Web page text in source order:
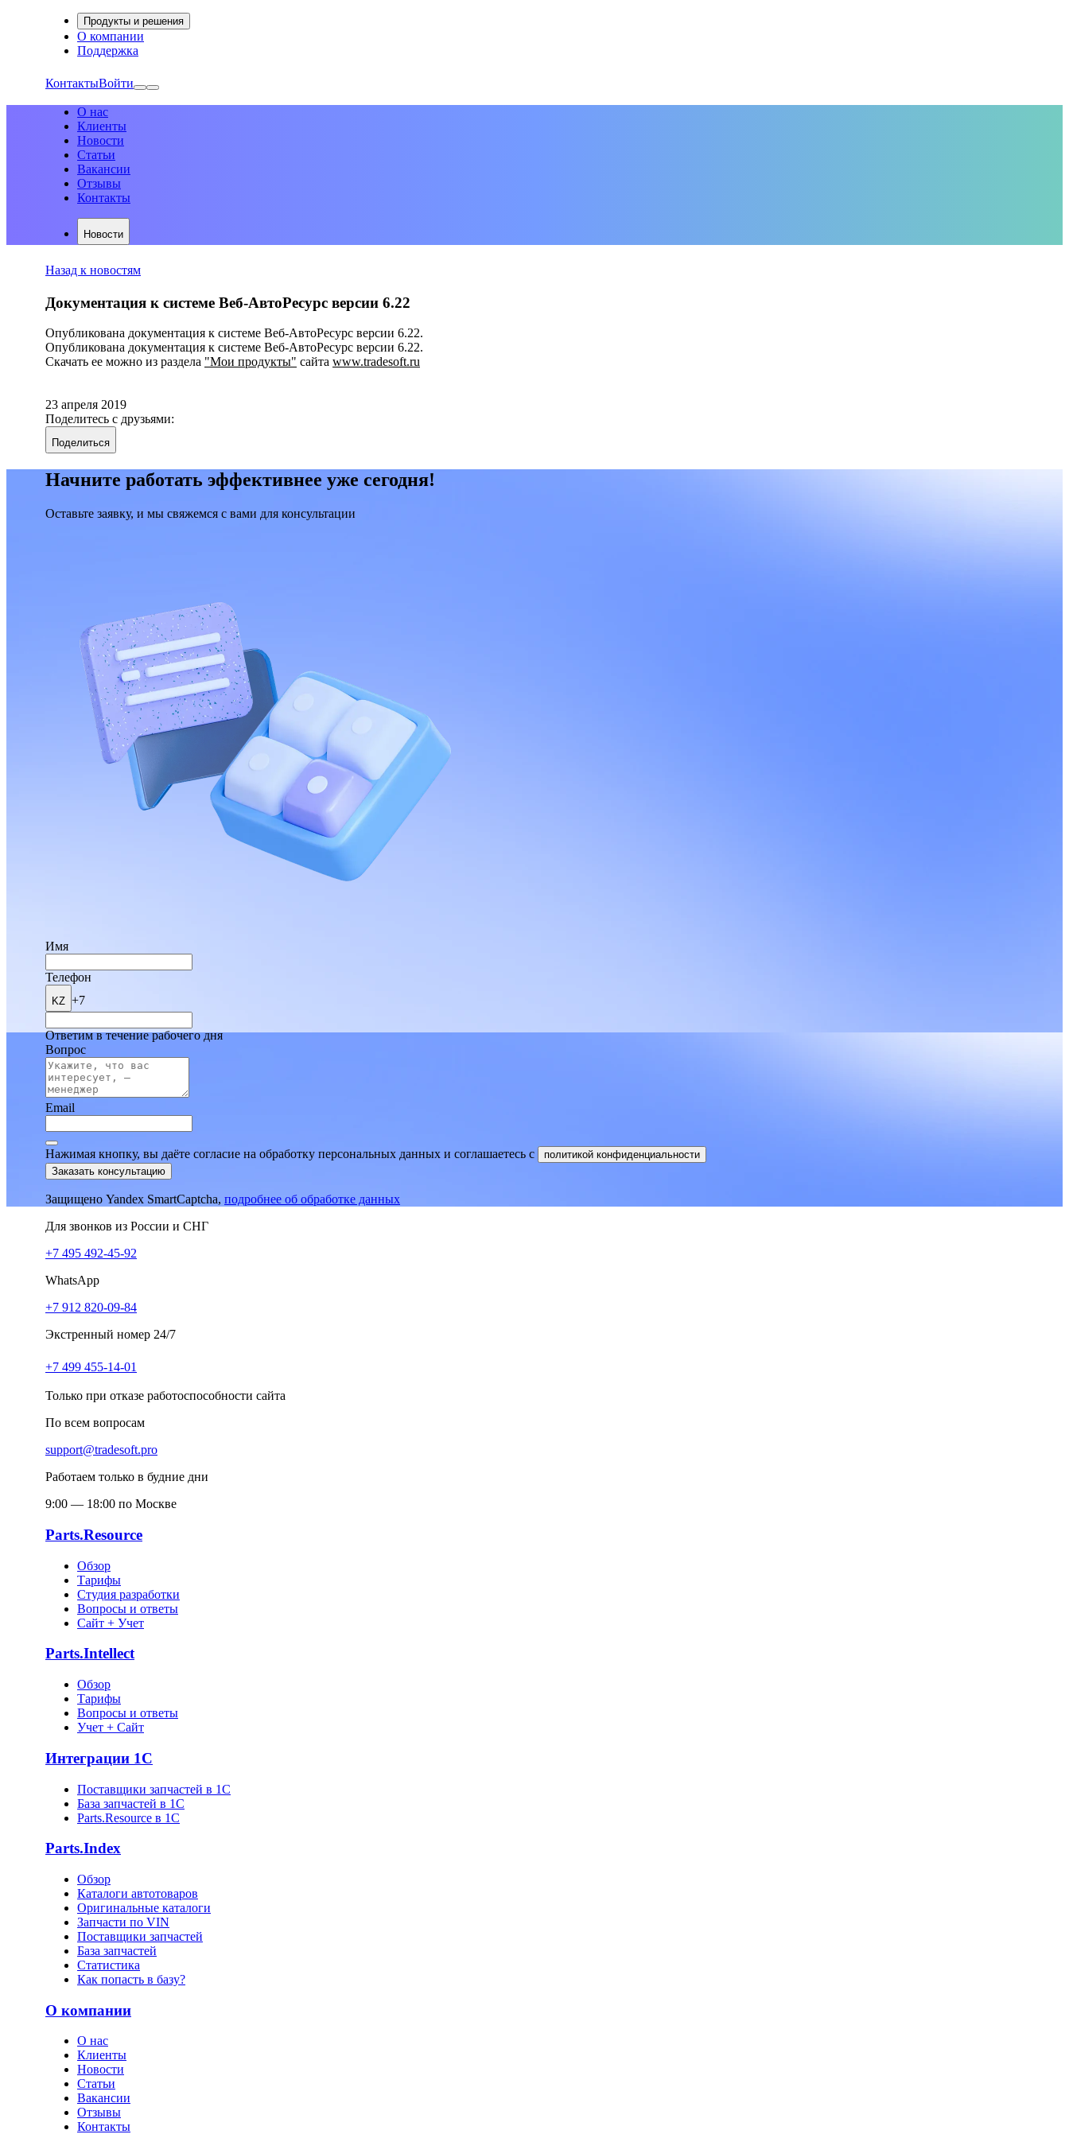
Продукты и решения
О компании
Поддержка
КонтактыВойти
О нас
Клиенты
Новости
Статьи
Вакансии
Отзывы
Контакты
Новости
Назад к новостям
Документация к системе Веб-АвтоРесурс версии 6.22
Опубликована документация к системе Веб-АвтоРесурс версии 6.22.
Опубликована документация к системе Веб-АвтоРесурс версии 6.22.
Скачать ее можно из раздела "Мои продукты" сайта www.tradesoft.ru
23 апреля 2019
Поделитесь с друзьями:
Поделиться
Начните работать эффективнее уже сегодня!
Оставьте заявку, и мы свяжемся с вами для консультации
Имя
Телефон
KZ +7
Ответим в течение рабочего дня
Вопрос
Email
Нажимая кнопку, вы даёте согласие на обработку персональных данных и соглашаетесь c
политикой конфиденциальности
Заказать консультацию
Защищено Yandex SmartCaptcha, подробнее об обработке данных
Для звонков из России и СНГ
+7 495 492-45-92
WhatsApp
+7 912 820-09-84
Экстренный номер 24/7
+7 499 455-14-01
Только при отказе работоспособности сайта
По всем вопросам
support@tradesoft.pro
Работаем только в будние дни
9:00 — 18:00 по Москве
Parts.Resource
Обзор
Тарифы
Студия разработки
Вопросы и ответы
Сайт + Учет
Parts.Intellect
Обзор
Тарифы
Вопросы и ответы
Учет + Сайт
Интеграции 1С
Поставщики запчастей в 1C
База запчастей в 1С
Parts.Resource в 1C
Parts.Index
Обзор
Каталоги автотоваров
Оригинальные каталоги
Запчасти по VIN
Поставщики запчастей
База запчастей
Статистика
Как попасть в базу?
О компании
О нас
Клиенты
Новости
Статьи
Вакансии
Отзывы
Контакты